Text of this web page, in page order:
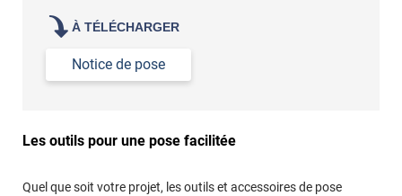
À TÉLÉCHARGER
Notice de pose
Les outils pour une pose facilitée
Quel que soit votre projet, les outils et accessoires de pose